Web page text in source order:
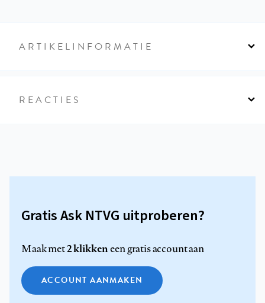
ARTIKELINFORMATIE
REACTIES
Gratis Ask NTVG uitproberen?
Maak met2 klikkeneen gratis account aan
ACCOUNT AANMAKEN